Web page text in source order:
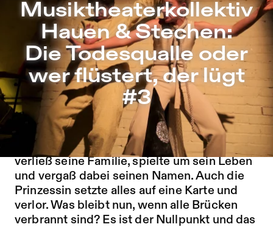
Zu Programm springen
Zu Aktuelles springen
Zu Seiten springen
Musiktheaterkollektiv Hauen & Stechen: Die
Musiktheaterkollektiv
Hauen & Stechen:
Die Todesqualle oder
wer flüstert, der lügt
#3
Der Prinz hat für die Freiheit alles riskiert. Er
verließ seine Familie, spielte um sein Leben
und vergaß dabei seinen Namen. Auch die
Prinzessin setzte alles auf eine Karte und
verlor. Was bleibt nun, wenn alle Brücken
verbrannt sind? Es ist der Nullpunkt und das